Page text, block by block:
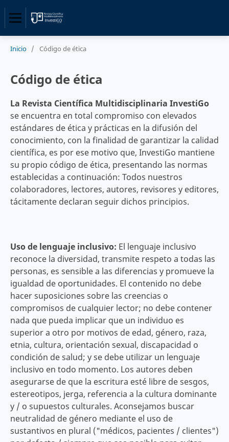
Inicio / Código de ética
Código de ética
La Revista Científica Multidisciplinaria InvestiGo
se encuentra en total compromiso con elevados
estándares de ética y prácticas en la difusión del
conocimiento, con la finalidad de garantizar la calidad
científica, es por ese motivo que, InvestiGo mantiene
su propio código de ética, presentando las normas
establecidas a continuación: Todos nuestros
colaboradores, lectores, autores, revisores y editores,
tácitamente declaran seguir dichos principios.
Uso de lenguaje inclusivo: El lenguaje inclusivo
reconoce la diversidad, transmite respeto a todas las
personas, es sensible a las diferencias y promueve la
igualdad de oportunidades. El contenido no debe
hacer suposiciones sobre las creencias o
compromisos de cualquier lector; no debe contener
nada que pueda implicar que un individuo es
superior a otro por motivos de edad, género, raza,
etnia, cultura, orientación sexual, discapacidad o
condición de salud; y se debe utilizar un lenguaje
inclusivo en todo momento. Los autores deben
asegurarse de que la escritura esté libre de sesgos,
estereotipos, jerga, referencia a la cultura dominante
y / o supuestos culturales. Aconsejamos buscar
neutralidad de género mediante el uso de
sustantivos en plural ("médicos, pacientes / clientes")